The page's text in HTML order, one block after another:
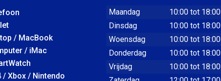
/ MacBook
/ iMac
/ Xbox / Nintendo
Maandag
10:00 tot 18:00
Dinsdag
10:00 tot 18:00
Woensdag
10:00 tot 18:00
Donderdag
10:00 tot 18:00
Vrijdag
10:00 tot 18:00